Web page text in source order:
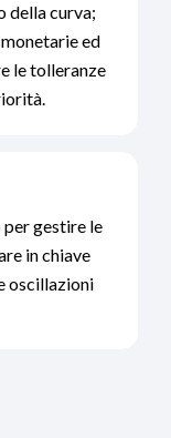
della curva;
ed
le tolleranze
gestire le
in chiave
oscillazioni